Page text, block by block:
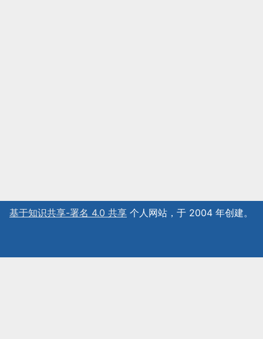
基于知识共享-署名 4.0 共享 个人网站，于 2004 年创建。